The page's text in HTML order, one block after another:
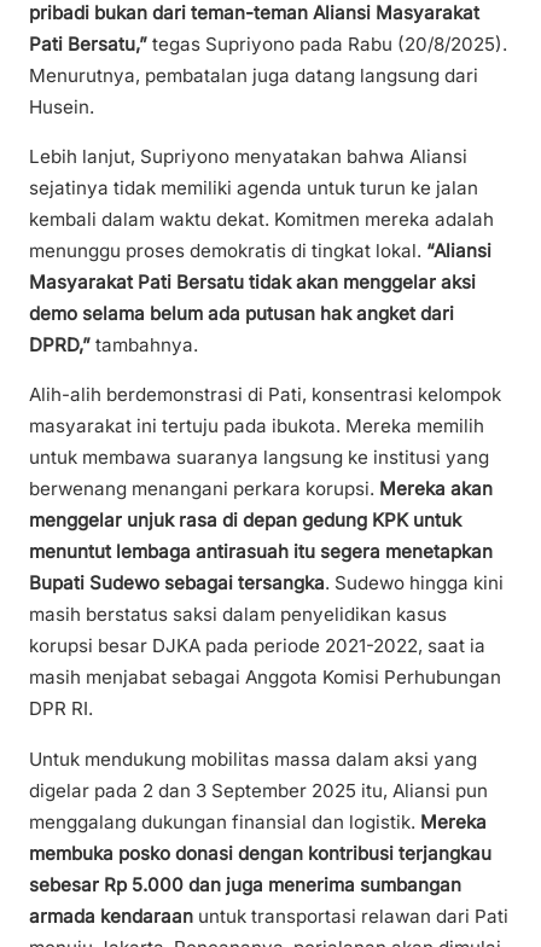
pribadi bukan dari teman-teman Aliansi Masyarakat
Pati Bersatu,” tegas Supriyono pada Rabu (20/8/2025).
Menurutnya, pembatalan juga datang langsung dari
Husein.
Lebih lanjut, Supriyono menyatakan bahwa Aliansi
sejatinya tidak memiliki agenda untuk turun ke jalan
kembali dalam waktu dekat. Komitmen mereka adalah
menunggu proses demokratis di tingkat lokal. “Aliansi
Masyarakat Pati Bersatu tidak akan menggelar aksi
demo selama belum ada putusan hak angket dari
DPRD,” tambahnya.
Alih-alih berdemonstrasi di Pati, konsentrasi kelompok
masyarakat ini tertuju pada ibukota. Mereka memilih
untuk membawa suaranya langsung ke institusi yang
berwenang menangani perkara korupsi. Mereka akan
menggelar unjuk rasa di depan gedung KPK untuk
menuntut lembaga antirasuah itu segera menetapkan
Bupati Sudewo sebagai tersangka. Sudewo hingga kini
masih berstatus saksi dalam penyelidikan kasus
korupsi besar DJKA pada periode 2021-2022, saat ia
masih menjabat sebagai Anggota Komisi Perhubungan
DPR RI.
Untuk mendukung mobilitas massa dalam aksi yang
digelar pada 2 dan 3 September 2025 itu, Aliansi pun
menggalang dukungan finansial dan logistik. Mereka
membuka posko donasi dengan kontribusi terjangkau
sebesar Rp 5.000 dan juga menerima sumbangan
armada kendaraan untuk transportasi relawan dari Pati